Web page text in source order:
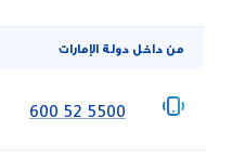
من داخل دولة الإمارات
‎600 52 5500